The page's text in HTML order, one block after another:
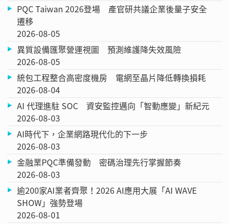
PQC Taiwan 2026登場 產官研共議企業後量子安全
遷移
2026-08-05
異質設備匯聚營運視圖 預測維護降失效風險
2026-08-05
統包工程整合高密度機房 電網至晶片降低轉換損耗
2026-08-04
AI 代理進駐 SOC 資安監控邁向「智動應變」新紀元
2026-08-03
AI時代下，企業網路現代化的下一步
2026-08-03
金融業PQC準備發動 密碼治理先行掌握節奏
2026-08-03
逾200家AI業者齊聚！2026 AI應用大展「AI WAVE
SHOW」強勢登場
2026-08-01